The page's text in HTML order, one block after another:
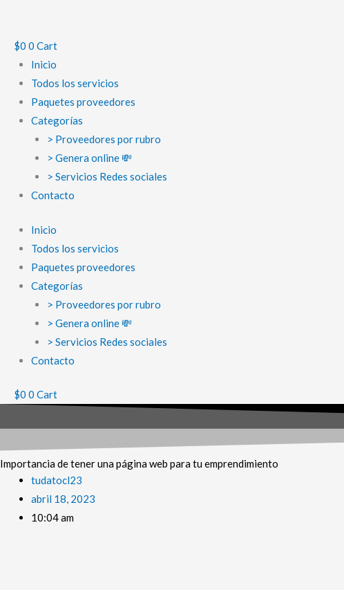
contenido
$0 0 Cart
Inicio
Todos los servicios
Paquetes proveedores
Categorías
> Proveedores por rubro
> Genera online 💸
> Servicios Redes sociales
Contacto
Inicio
Todos los servicios
Paquetes proveedores
Categorías
> Proveedores por rubro
> Genera online 💸
> Servicios Redes sociales
Contacto
$0 0 Cart
Importancia de tener una página web para tu emprendimiento
tudatocl23
abril 18, 2023
10:04 am